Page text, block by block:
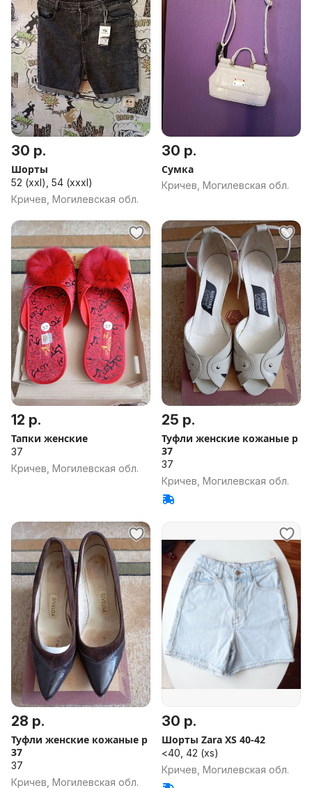
30 р.
Шорты
52 (xxl), 54 (xxxl)
Кричев, Могилевская обл.
30 р.
Сумка
Кричев, Могилевская обл.
12 р.
Тапки женские
37
Кричев, Могилевская обл.
25 р.
Туфли женские кожаные р
37
37
Кричев, Могилевская обл.
28 р.
Туфли женские кожаные р
37
37
Кричев, Могилевская обл.
30 р.
Шорты Zara XS 40-42
<40, 42 (xs)
Кричев, Могилевская обл.